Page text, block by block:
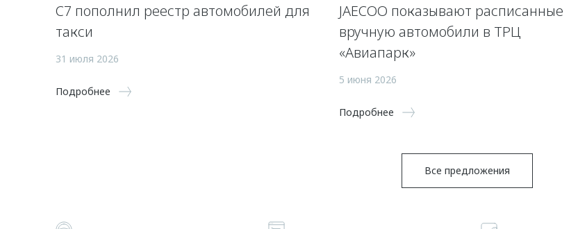
C7 пополнил реестр автомобилей для
такси
31 июля 2026
Подробнее
JAECOO показывают расписанные
вручную автомобили в ТРЦ
«Авиапарк»
5 июня 2026
Подробнее
Все предложения